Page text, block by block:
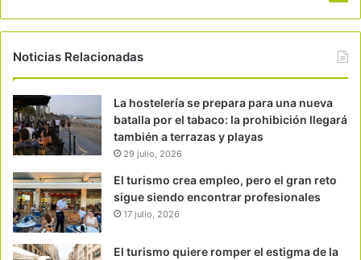
Noticias Relacionadas
La hostelería se prepara para una nueva
batalla por el tabaco: la prohibición llegará
también a terrazas y playas
29 julio, 2026
El turismo crea empleo, pero el gran reto
sigue siendo encontrar profesionales
17 julio, 2026
El turismo quiere romper el estigma de la